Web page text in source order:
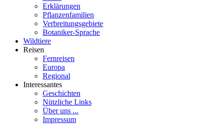
Erklärungen
Pflanzenfamilien
Verbreitungsgebiete
Botaniker-Sprache
Wildtiere
Reisen
Fernreisen
Europa
Regional
Interessantes
Geschichten
Nützliche Links
Über uns ...
Impressum